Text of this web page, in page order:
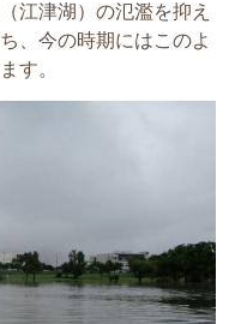
江津湖）の氾濫を抑え
、今の時期にはこのよ
す。